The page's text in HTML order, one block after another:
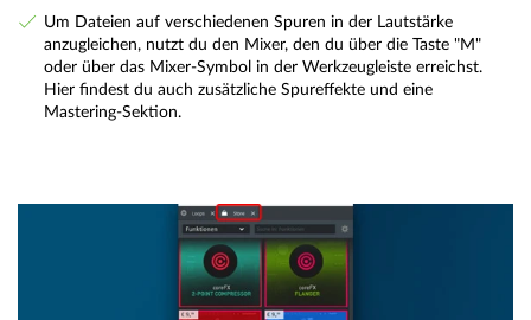
Um Dateien auf verschiedenen Spuren in der Lautstärke
anzugleichen, nutzt du den Mixer, den du über die Taste "M"
oder über das Mixer-Symbol in der Werkzeugleiste erreichst.
Hier findest du auch zusätzliche Spureffekte und eine
Mastering-Sektion.